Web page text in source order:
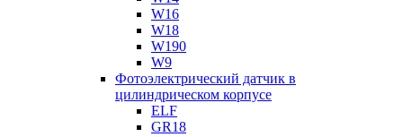
W16
W18
W190
W9
Фотоэлектрический датчик в
цилиндрическом корпусе
ELF
GR18